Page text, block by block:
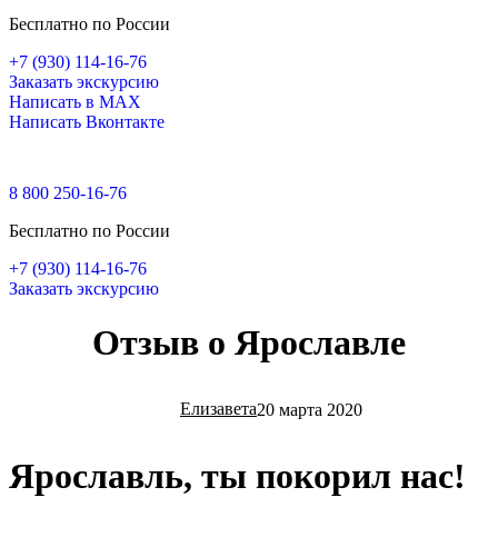
Бесплатно по России
+7 (930) 114-16-76
Заказать экскурсию
Написать в MAX
Написать Вконтакте
8 800 250-16-76
Бесплатно по России
+7 (930) 114-16-76
Заказать экскурсию
Отзыв о Ярославле
Елизавета20 марта 2020
Ярославль, ты покорил нас!